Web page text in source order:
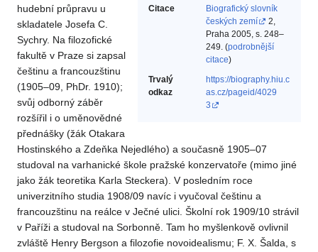
Citace
Biografický slovník
českých zemí
2,
Praha 2005, s. 248–
249. (podrobnější
citace)
Trvalý
odkaz
https://biography.hiu.c
as.cz/pageid/4029
3
hudební průpravu u
skladatele Josefa C.
Sychry. Na filozofické
fakultě v Praze si zapsal
češtinu a francouzštinu
(1905–09, PhDr. 1910);
svůj odborný záběr
rozšířil i o uměnovědné
přednášky (žák Otakara
Hostinského a Zdeňka Nejedlého) a současně 1905–07
studoval na varhanické škole pražské konzervatoře (mimo jiné
jako žák teoretika Karla Steckera). V posledním roce
univerzitního studia 1908/09 navíc i vyučoval češtinu a
francouzštinu na reálce v Ječné ulici. Školní rok 1909/10 strávil
v Paříži a studoval na Sorbonně. Tam ho myšlenkově ovlivnil
zvláště Henry Bergson a filozofie novoidealismu; F. X. Šalda, s